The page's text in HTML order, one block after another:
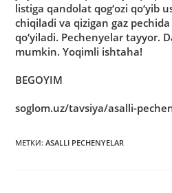
listiga qandolat qog‘ozi qo‘yib
chiqiladi va qizigan gaz
qo‘yiladi. Pechenyelar tayyor.
mumkin. Yoqimli ishtaha!
BEGOYIM
soglom.uz/tavsiya/asalli-
МЕТКИ:ASALLI PECHENYELAR